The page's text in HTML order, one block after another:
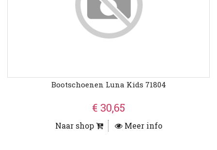
Bootschoenen Luna Kids 71804
€ 30,65
Naar shop Meer info